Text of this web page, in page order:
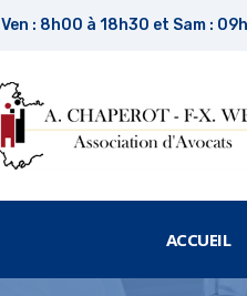
: 8h00 à 18h30 et Sam :
ACCUEIL